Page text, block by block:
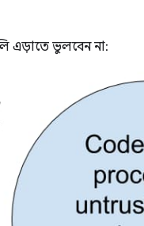
এড়াতে ভুলবেন না: